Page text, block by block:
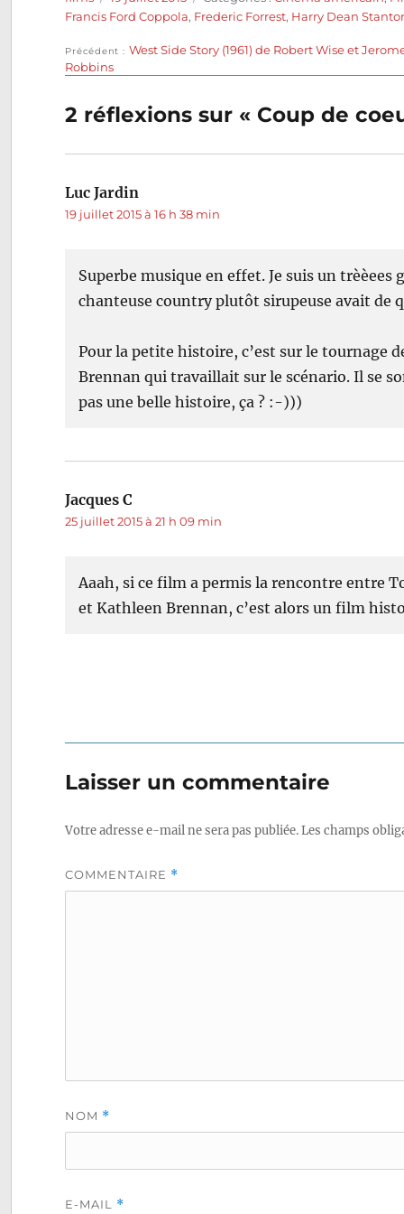
le
Francis Ford Coppola, Frederic Forrest, Harry Dean
Navigation
Précédent
Publication
West Side Story (1961) de Robert Wise et
Robbins
2 réflexions sur « Coup de
Luc Jardin
19 juillet 2015 à 16 h 38 min
Superbe musique en effet. Je suis un
chanteuse country plutôt sirupeuse avait de
Pour la petite histoire, c’est sur le tournage
Brennan qui travaillait sur le scénario. Il se
pas une belle histoire, ça ? :-)))
Jacques C
25 juillet 2015 à 21 h 09 min
Aaah, si ce film a permis la rencontre entre
et Kathleen Brennan, c’est alors un film
Laisser un commentaire
Votre adresse e-mail ne sera pas publiée.Les champs
COMMENTAIRE *
NOM *
E-MAIL *